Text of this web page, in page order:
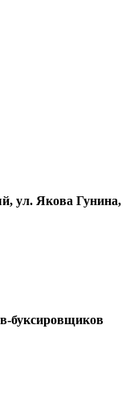
ул. Якова Гунина,
буксировщиков